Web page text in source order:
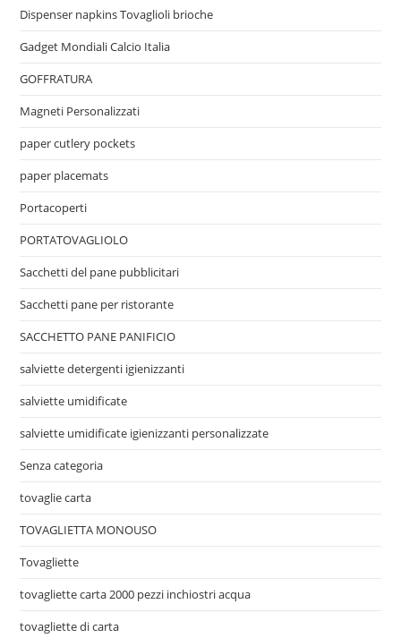
Dispenser napkins Tovaglioli brioche
Gadget Mondiali Calcio Italia
GOFFRATURA
Magneti Personalizzati
paper cutlery pockets
paper placemats
Portacoperti
PORTATOVAGLIOLO
Sacchetti del pane pubblicitari
Sacchetti pane per ristorante
SACCHETTO PANE PANIFICIO
salviette detergenti igienizzanti
salviette umidificate
salviette umidificate igienizzanti personalizzate
Senza categoria
tovaglie carta
TOVAGLIETTA MONOUSO
Tovagliette
tovagliette carta 2000 pezzi inchiostri acqua
tovagliette di carta